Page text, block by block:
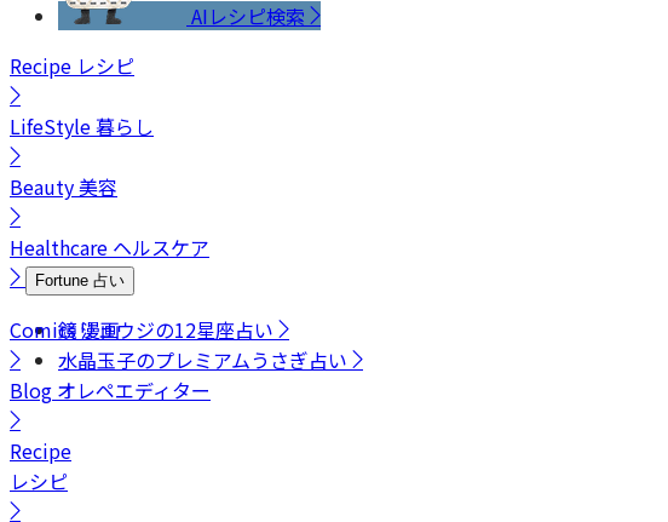
AIレシピ検索
Recipe レシピ
LifeStyle暮らし
Beauty美容
Healthcare ヘルスケア
Fortune 占い
鏡リュウジの12星座占い
水晶玉子のプレミアムうさぎ占い
Comics漫画
Blog オレペエディター
Recipe
レシピ